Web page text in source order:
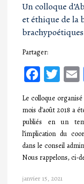
Un colloque
et éthique de la
brachypoétiques
Partager:
Le colloque
mois d’août 2018 a
publiés en un
l’implication du
dans le conseil
Nous rappelons, ci-
janvier 15, 2021